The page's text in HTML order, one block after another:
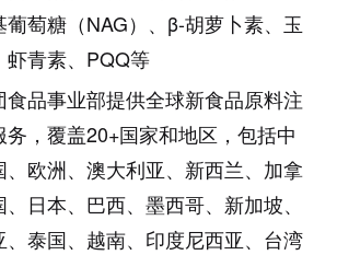
葡萄糖（NAG）、β-胡萝卜素、玉
青素、 PQQ等
食品事业部提供全球新食品原料注
务，覆盖20+国家和地区，包括中
、欧洲、澳大利亚、新西兰、加拿
日本、巴西、墨西哥、新加坡、
、泰国、越南、印度尼西亚、台湾